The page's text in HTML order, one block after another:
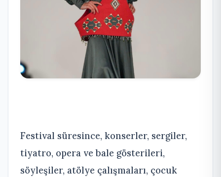
Festival süresince, konserler, sergiler,
tiyatro, opera ve bale gösterileri,
söyleşiler, atölye çalışmaları, çocuk